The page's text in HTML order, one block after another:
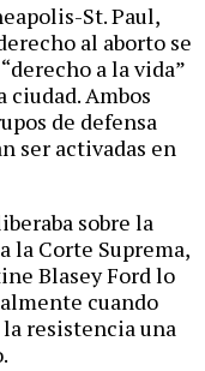
St. Paul,
al aborto se
a la vida”
ciudad. Ambos
de defensa
ser activadas en
sobre la
la Corte Suprema,
Blasey Ford lo
cuando
resistencia una